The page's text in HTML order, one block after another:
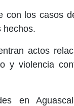
con los casos
hechos.
actos
y violencia
en